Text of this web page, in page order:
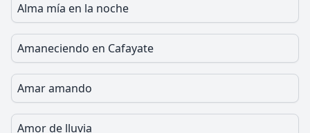
Alma mía en la noche
Amaneciendo en Cafayate
Amar amando
Amor de lluvia